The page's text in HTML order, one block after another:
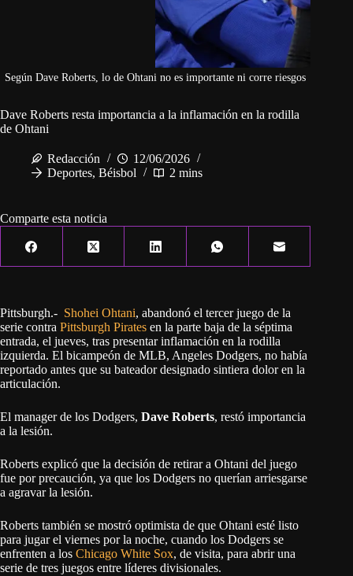
Según Dave Roberts, lo de Ohtani no es importante ni corre riesgos
Dave Roberts resta importancia a la inflamación en la rodilla
de Ohtani
Redacción
12/06/2026
Deportes, Béisbol 2 mins
Comparte esta noticia
Pittsburgh.- Shohei Ohtani, abandonó el tercer juego de la
serie contra Pittsburgh Pirates en la parte baja de la séptima
entrada, el jueves, tras presentar inflamación en la rodilla
izquierda. El bicampeón de MLB, Angeles Dodgers, no había
reportado antes que su bateador designado sintiera dolor en la
articulación.
El manager de los Dodgers, Dave Roberts, restó importancia
a la lesión.
Roberts explicó que la decisión de retirar a Ohtani del juego
fue por precaución, ya que los Dodgers no querían arriesgarse
a agravar la lesión.
Roberts también se mostró optimista de que Ohtani esté listo
para jugar el viernes por la noche, cuando los Dodgers se
enfrenten a los Chicago White Sox, de visita, para abrir una
serie de tres juegos entre líderes divisionales.